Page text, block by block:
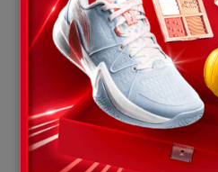
thai, rằng chúng ta không thể có
em lại một mình chịu đựng tất cả
Minh Anh nhìn xuống gương mặt
lòng. Cô khẽ vỗ về con. “Bởi vì lúc
mình có thai. Khi ấy, em đã định
không dám. Em không muốn anh
Khải hít sâu, trái tim anh nhói lên.
con của họ, rồi khẽ cúi đầu. “Anh